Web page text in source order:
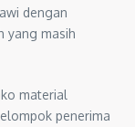
dengan
yang masih
material
penerima